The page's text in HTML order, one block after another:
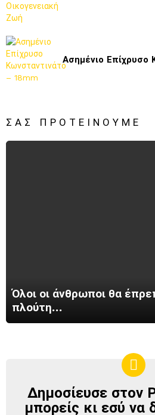
Ασημένιο Επίχρυσο
ΣΑΣ ΠΡΟΤΕΊΝΟΥΜΕ
Όλοι οι άνθρωποι θα
πλούτη…
ΔΗΜΟΣΊΕΥΣΕ
ΣΤΟΝ
Δημοσίευσε
μπορείς κι εσύ να